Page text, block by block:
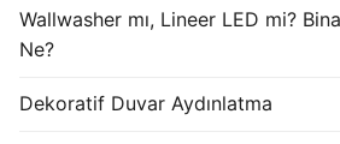
KATALOG
HAKKIMIZDA
Wallwasher mı, Lineer LED mi?
Ne?
Dekoratif Duvar Aydınlatma